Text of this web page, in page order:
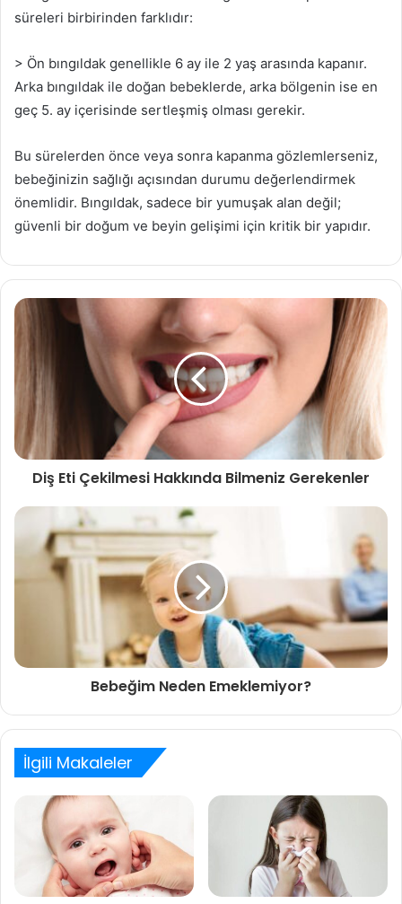
süreleri birbirinden farklıdır:
> Ön bıngıldak genellikle 6 ay ile 2 yaş arasında kapanır.
Arka bıngıldak ile doğan bebeklerde, arka bölgenin ise en
geç 5. ay içerisinde sertleşmiş olması gerekir.
Bu sürelerden önce veya sonra kapanma gözlemlerseniz,
bebeğinizin sağlığı açısından durumu değerlendirmek
önemlidir. Bıngıldak, sadece bir yumuşak alan değil;
güvenli bir doğum ve beyin gelişimi için kritik bir yapıdır.
Diş Eti Çekilmesi Hakkında Bilmeniz Gerekenler
Bebeğim Neden Emeklemiyor?
İlgili Makaleler